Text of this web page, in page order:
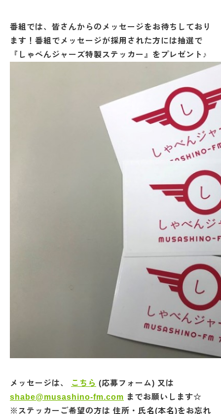
番組では、皆さんからのメッセージをお待ちしており
ます！番組でメッセージが採用された方には抽選で
『しゃべんジャーズ特製ステッカー』をプレゼント♪
メッセージは、 こちら (応募フォーム) 又は
shabe@musashino-fm.com までお願いします☆
※ステッカーご希望の方は 住所・氏名(本名)をお忘れ